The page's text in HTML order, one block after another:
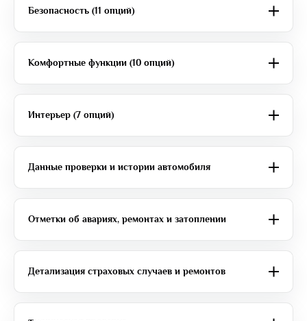
Безопасность (11 опций)
Комфортные функции (10 опций)
Интерьер (7 опций)
Данные проверки и истории автомобиля
Отметки об авариях, ремонтах и затоплении
Детализация страховых случаев и ремонтов